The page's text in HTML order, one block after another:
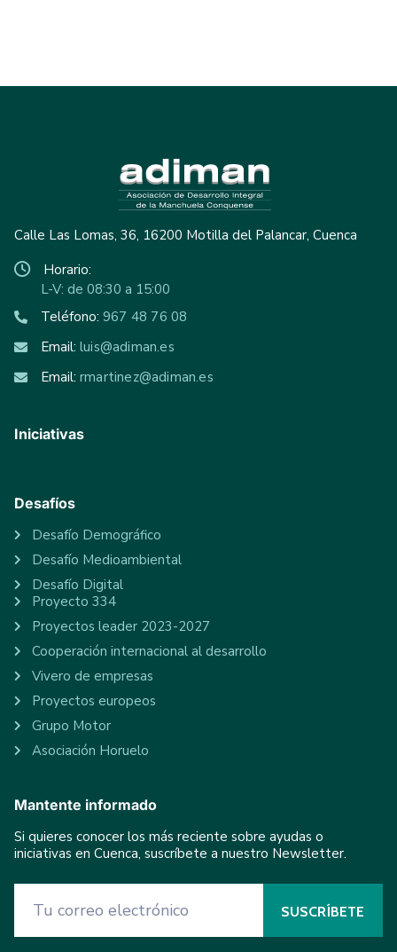
Calle Las Lomas, 36, 16200 Motilla del Palancar, Cuenca
Horario:
L-V: de 08:30 a 15:00
Teléfono: 967 48 76 08
Email: luis@adiman.es
Email: rmartinez@adiman.es
Iniciativas
Desafíos
Desafío Demográfico
Desafío Medioambiental
Desafío Digital
Proyecto 334
Proyectos leader 2023-2027
Cooperación internacional al desarrollo
Vivero de empresas
Proyectos europeos
Grupo Motor
Asociación Horuelo
Mantente informado
Si quieres conocer los más reciente sobre ayudas o
iniciativas en Cuenca, suscríbete a nuestro Newsletter.